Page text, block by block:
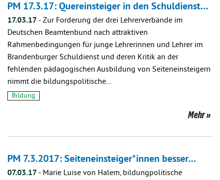
PM 17.3.17: Quereinsteiger in den Schuldienst…
17.03.17 - Zur Forderung der drei Lehrerverbände im
Deutschen Beamtenbund nach attraktiven
Rahmenbedingungen für junge Lehrerinnen und Lehrer im
Brandenburger Schuldienst und deren Kritik an der
fehlenden pädagogischen Ausbildung von Seiteneinsteigern
nimmt die bildungspolitische…
Bildung
Mehr
PM 7.3.2017: Seiteneinsteiger*innen besser…
07.03.17 - Marie Luise von Halem, bildungpolitische